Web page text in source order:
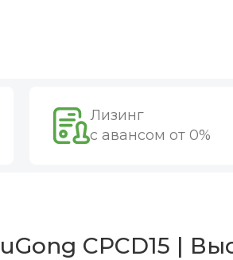
Лизинг
с авансом от 0%
CPCD15 |